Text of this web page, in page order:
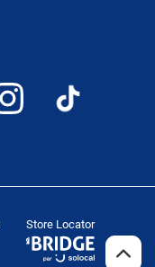
Store Locator
(ouvre
dans